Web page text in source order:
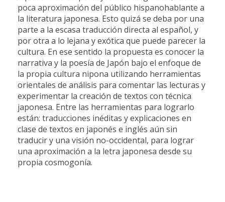
poca aproximación del público hispanohablante a
la literatura japonesa. Esto quizá se deba por una
parte a la escasa traducción directa al español, y
por otra a lo lejana y exótica que puede parecer la
cultura. En ese sentido la propuesta es conocer la
narrativa y la poesía de Japón bajo el enfoque de
la propia cultura nipona utilizando herramientas
orientales de análisis para comentar las lecturas y
experimentar la creación de textos con técnica
japonesa. Entre las herramientas para lograrlo
están: traducciones inéditas y explicaciones en
clase de textos en japonés e inglés aún sin
traducir y una visión no-occidental, para lograr
una aproximación a la letra japonesa desde su
propia cosmogonía.